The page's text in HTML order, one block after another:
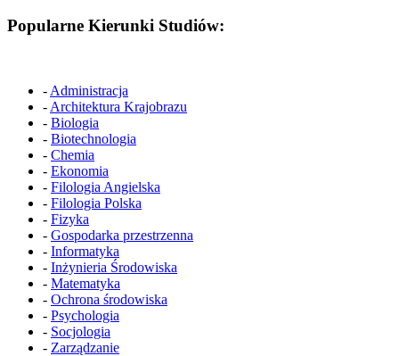
Popularne Kierunki Studiów:
- Administracja
- Architektura Krajobrazu
- Biologia
- Biotechnologia
- Chemia
- Ekonomia
- Filologia Angielska
- Filologia Polska
- Fizyka
- Gospodarka przestrzenna
- Informatyka
- Inżynieria Środowiska
- Matematyka
- Ochrona środowiska
- Psychologia
- Socjologia
- Zarządzanie